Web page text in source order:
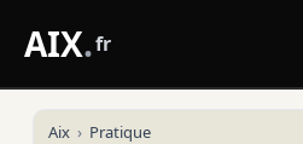
AIX.fr
Aix Pratique